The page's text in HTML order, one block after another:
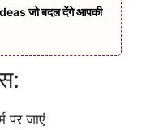
जो बदल देंगे आपकी
पर जाएं